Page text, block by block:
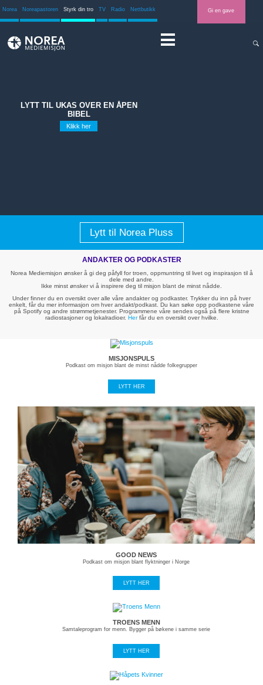
Norea Noreapastoren Styrk din tro TV Radio Nettbutikk Gi en gave
LYTT TIL UKAS OVER EN ÅPEN
BIBEL
Klikk her
Lytt til Norea Pluss
ANDAKTER OG PODKASTER
Norea Mediemisjon ønsker å gi deg påfyll for troen, oppmuntring til livet og inspirasjon til å
dele med andre.
Ikke minst ønsker vi å inspirere deg til misjon blant de minst nådde.
Under finner du en oversikt over alle våre andakter og podkaster. Trykker du inn på hver
enkelt, får du mer informasjon om hver andakt/podkast. Du kan søke opp podkastene våre
på Spotify og andre strømmetjenester. Programmene våre sendes også på flere kristne
radiostasjoner og lokalradioer. Herfår du en oversikt over hvilke.
MISJONSPULS
Podkast om misjon blant de minst nådde folkegrupper
LYTT HER
GOOD NEWS
Podkast om misjon blant flyktninger i Norge
LYTT HER
TROENS MENN
Samtaleprogram for menn. Bygger på bøkene i samme serie
LYTT HER